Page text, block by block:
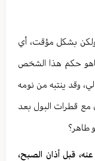
بشكل مؤقت، أي
حكم هذا الشخص
وقد ينتبه من نومه
مع قطرات البول بعد
طاهر؟
قبل أذان الصبح،